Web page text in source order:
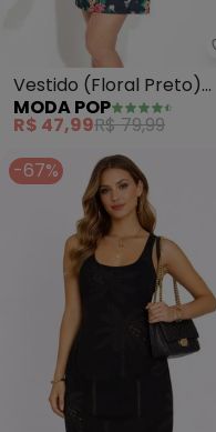
Vestido (Floral Preto)
com Decote
Transpassado
MODA POP
R$ 47,99R$ 79,99
-67%